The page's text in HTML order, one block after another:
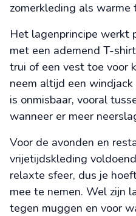
zomerkleding als warme
Het lagenprincipe werkt
met een ademend T-
trui of een vest toe voor
neem altijd een
is onmisbaar, vooral
wanneer er meer
Voor de avonden en
vrijetijdskleding
relaxte sfeer, dus je
mee te nemen. Wel zijn
tegen muggen en voor